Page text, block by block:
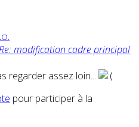
modification cadre principal
regarder assez loin...
pour participer à la